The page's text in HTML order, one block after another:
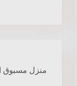
منزل مسبوق